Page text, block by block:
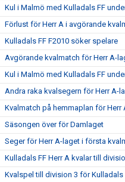
Kul i Malmö med Kulladals FF
Förlust för Herr A i avgörande
Kulladals FF F2010 söker spelare
Avgörande kvalmatch för Herr A-
Kul i Malmö med Kulladals FF
Andra raka kvalsegern för Herr A-
Kvalmatch på hemmaplan för
Säsongen över för Damlaget
Seger för Herr A-laget i första
Kulladals FF Herr A kvalar till
Kvalspel till division 3 för Kulladals